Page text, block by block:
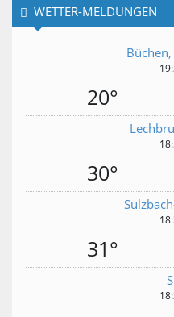
WETTER-MELDUNGEN
20°
30°
31°